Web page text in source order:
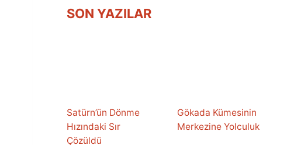
SON YAZILAR
Satürn’ün Dönme
Hızındaki Sır
Çözüldü
Gökada Kümesinin
Merkezine Yolculuk